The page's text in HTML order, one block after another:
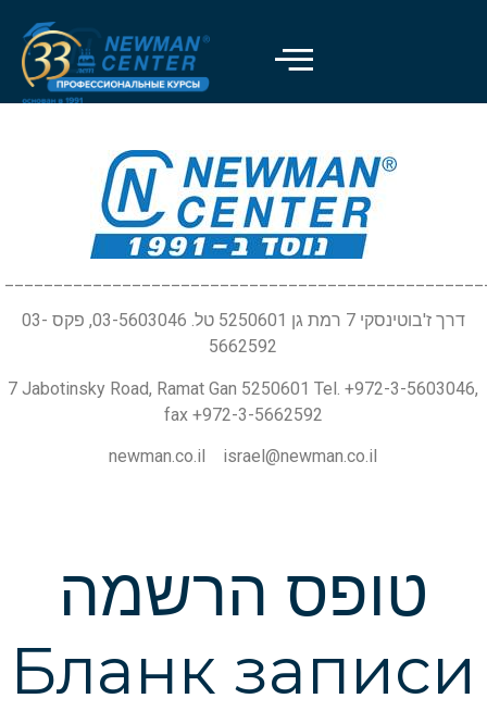
דרך ז'בוטינסקי 7 רמת גן 5250601 טל. 03-5603046, פקס 03-
5662592
7 Jabotinsky Road, Ramat Gan 5250601 Tel. +972-3-5603046,
fax +972-3-5662592
newman.co.il israel@newman.co.il
טופס הרשמה
Бланк записи